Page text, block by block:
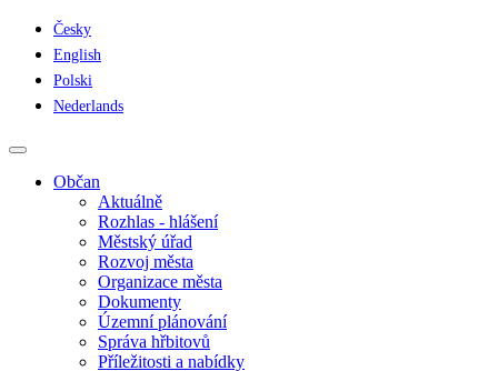
Česky
English
Polski
Nederlands
Občan
Aktuálně
Rozhlas - hlášení
Městský úřad
Rozvoj města
Organizace města
Dokumenty
Územní plánování
Správa hřbitovů
Příležitosti a nabídky